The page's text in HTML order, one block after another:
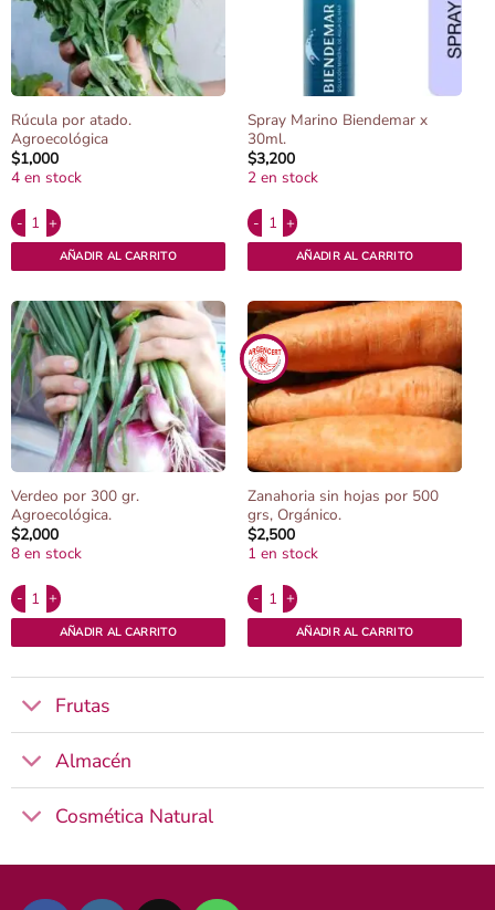
Rúcula por atado.
Agroecológica
$1,000
4 en stock
Rúcula por atado. Agroecológica cantidad
AÑADIR AL CARRITO
Spray Marino Biendemar x
30ml.
$3,200
2 en stock
Spray Marino Biendemar x 30ml. cantidad
AÑADIR AL CARRITO
Verdeo por 300 gr.
Agroecológica.
$2,000
8 en stock
Verdeo por 300 gr. Agroecológica. cantidad
AÑADIR AL CARRITO
Zanahoria sin hojas por 500
grs, Orgánico.
$2,500
1 en stock
Zanahoria sin hojas por 500 grs,
AÑADIR AL CARRITO
Frutas
Almacén
Cosmética Natural